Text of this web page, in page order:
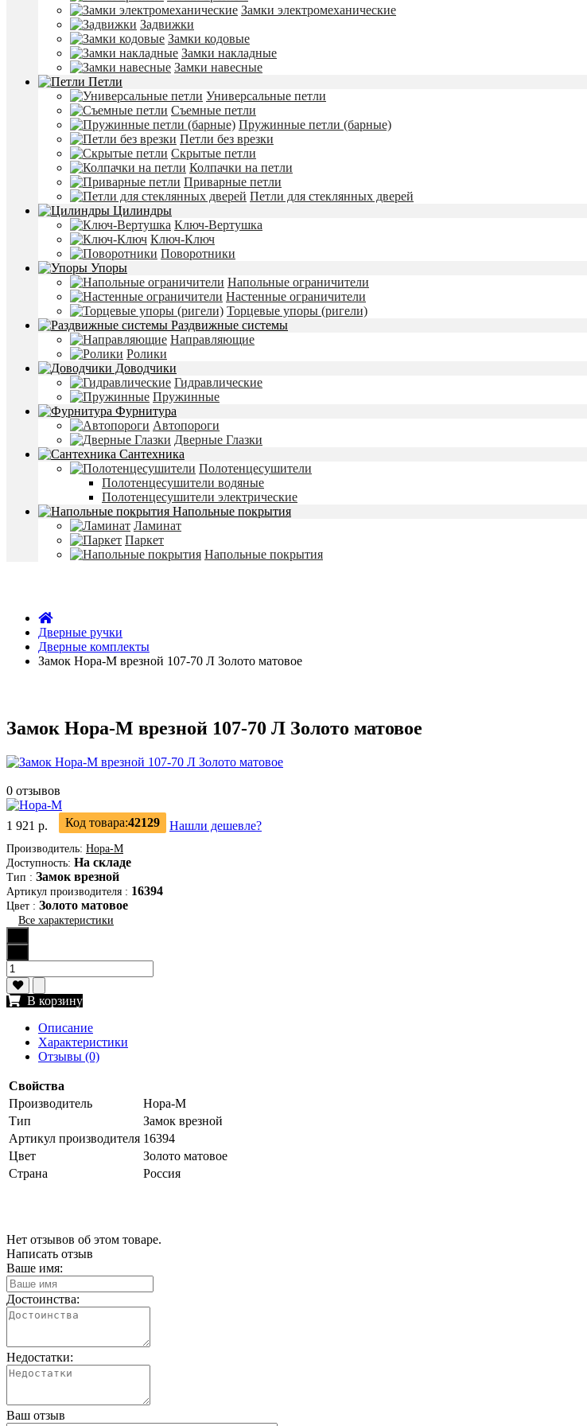
Напольные покрытия
Ламинат
Паркет
Игровые кресла для симрейсинга
Замки электромеханические
Задвижки
Замки кодовые
Замки накладные
Замки навесные
Петли
Универсальные петли
Съемные петли
Пружинные петли (барные)
Петли без врезки
Скрытые петли
Колпачки на петли
Приварные петли
Петли для стеклянных дверей
Цилиндры
Ключ-Вертушка
Ключ-Ключ
Поворотники
Упоры
Напольные ограничители
Настенные ограничители
Торцевые упоры (ригели)
Раздвижные системы
Направляющие
Ролики
Доводчики
Гидравлические
Пружинные
Фурнитура
Автопороги
Дверные Глазки
Сантехника
Полотенцесушители
Полотенцесушители водяные
Полотенцесушители электрические
Напольные покрытия
Ламинат
Паркет
Напольные покрытия
Дверные ручки
Дверные комплекты
Замок Нора-М врезной 107-70 Л Золото матовое
Замок Нора-М врезной 107-70 Л Золото матовое
0 отзывов
1 921 р. Код товара:42129 Нашли дешевле?
Производитель: Нора-М
Доступность: На складе
Тип : Замок врезной
Артикул производителя : 16394
Цвет : Золото матовое
Все характеристики
В корзину
Описание
Характеристики
Отзывы (0)
Свойства
Производитель
Нора-М
Тип
Замок врезной
Артикул производителя 16394
Цвет
Золото матовое
Страна
Россия
Нет отзывов об этом товаре.
Написать отзыв
Ваше имя:
Достоинства:
Недостатки:
Ваш отзыв